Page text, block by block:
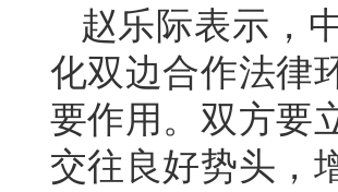
赵乐际表示，
化双边合作法律
要作用。双方要
交往良好势头，